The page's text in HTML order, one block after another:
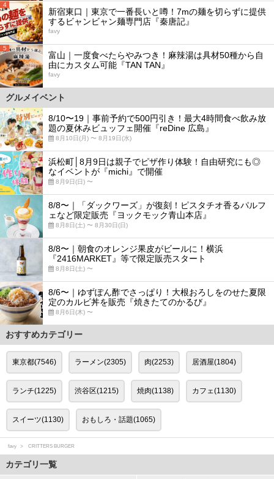
4
新宿東口｜東京で一番長いと噂！7mの麺を切らずに提供
するビャンビャン麺専門店『秦唐記』
favy
5
富山｜一度食べたらやみつき！麻辣湯は具材50種から自
由にカスタム可能『TAN TAN』
favy
グルメイベント
8/10〜19｜事前予約で500円引き！最大4時間食べ飲み放
題の夏休みビュッフェ開催『reDine 広島』
8月10日(月) 〜 8月19日(水)
浜松町│8月9日は親子でピザ作り体験！自由研究にも◎
なイベントが『michi』で開催
8月9日(日) 〜
8/8〜｜「ダックワーズ」が復刻！ピスタチオ香るパルフ
ェなど限定販売『ヨックモック青山本店』
8月8日(土) 〜 8月30日(日)
8/8〜｜朝食のオレンジ果皮がビールに！横浜
『2416MARKET』等で限定販売スタート
8月8日(土) 〜
8/6〜｜ゆずぽん酢でさっぱり！大根おろしをのせた夏限
定のカルビ丼を販売『焼きたてのかるび』
8月6日(木) 〜
おすすめカテゴリー
東京都(7546) ラーメン(2305) 肉(2253) 居酒屋(1804)
ランチ(1225) 渋谷区(1215) 焼肉(1138) カフェ(1130)
スイーツ(1130) おもしろ・話題(1065)
favy CRITTERS BURGER
カテゴリ一覧